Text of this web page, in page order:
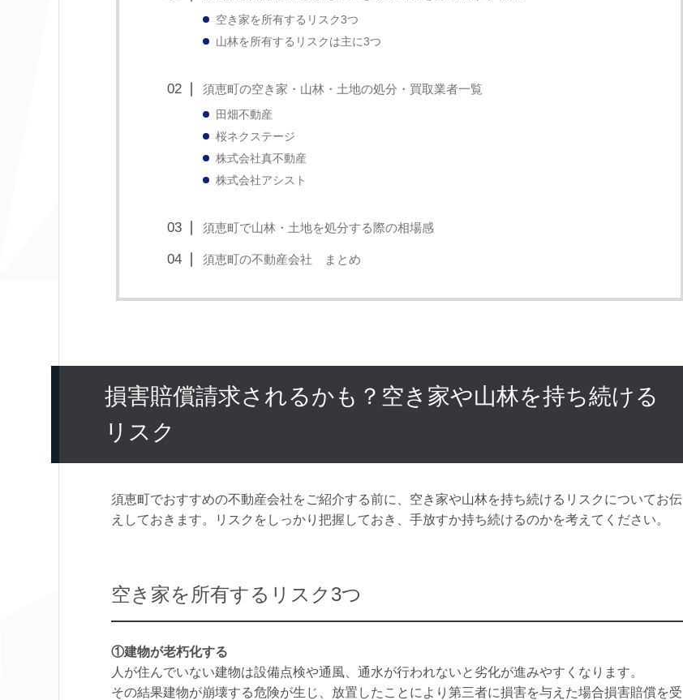
空き家を所有するリスク3つ
山林を所有するリスクは主に3つ
須恵町の空き家・山林・土地の処分・買取業者一覧
田畑不動産
桜ネクステージ
株式会社真不動産
株式会社アシスト
須恵町で山林・土地を処分する際の相場感
須恵町の不動産会社 まとめ
損害賠償請求されるかも？空き家や山林を持ち続ける
リスク
須恵町でおすすめの不動産会社をご紹介する前に、空き家や山林を持ち続けるリスクについてお伝
えしておきます。リスクをしっかり把握しておき、手放すか持ち続けるのかを考えてください。
空き家を所有するリスク3つ
①建物が老朽化する
人が住んでいない建物は設備点検や通風、通水が行われないと劣化が進みやすくなります。
その結果建物が崩壊する危険が生じ、放置したことにより第三者に損害を与えた場合損害賠償を受